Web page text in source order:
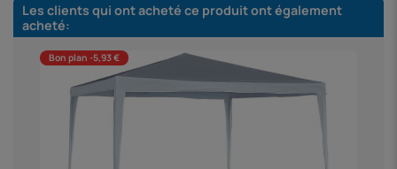
Les clients qui ont acheté ce produit ont également
acheté:
Bon plan -5,93 €